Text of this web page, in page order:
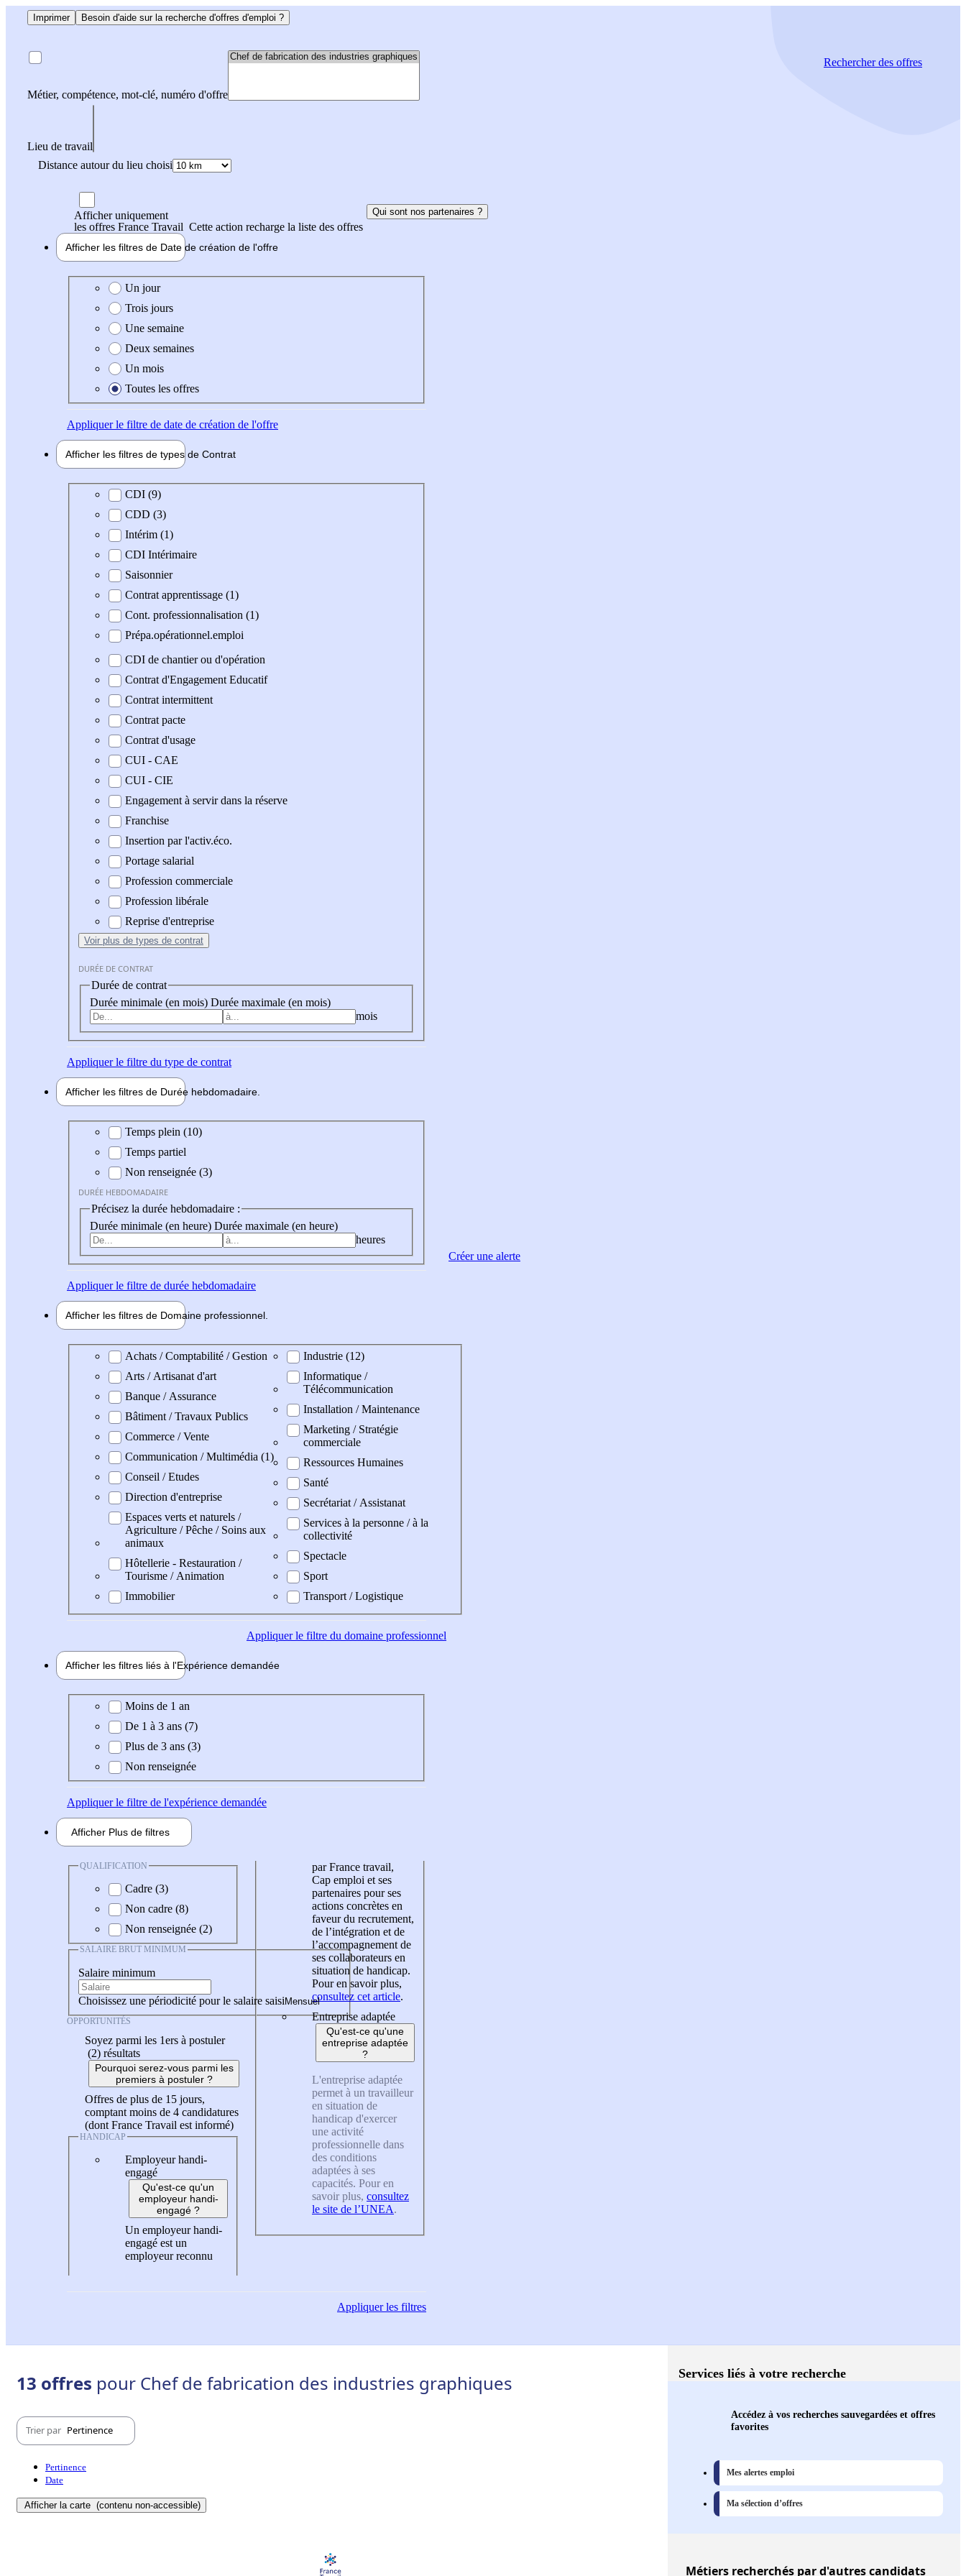
Imprimer Besoin d'aide sur la recherche d'offres d'emploi ?
Métier, compétence, mot-clé, numéro d'offre
Lieu de travail
Distance autour du lieu choisi
Rechercherdes offres
Afficher uniquement
les offres France Travail Cette action recharge la liste des offres
Qui sont nos partenaires ?
Afficher les filtres de Date de création de l'offre
Date de création de l'offre
Un jour
Trois jours
Une semaine
Deux semaines
Un mois
Toutes les offres
Appliquerle filtre de date de création de l'offre
Afficher les filtres de types de Contrat
Type de contrat
CDI (9)
CDD (3)
Intérim (1)
CDI Intérimaire
Saisonnier
Contrat apprentissage (1)
Cont. professionnalisation (1)
Prépa.opérationnel.emploi
CDI de chantier ou d'opération
Contrat d'Engagement Educatif
Contrat intermittent
Contrat pacte
Contrat d'usage
CUI - CAE
CUI - CIE
Engagement à servir dans la réserve
Franchise
Insertion par l'activ.éco.
Portage salarial
Profession commerciale
Profession libérale
Reprise d'entreprise
Voir plus de types de contrat
DURÉE DE CONTRAT
Durée de contrat
Durée minimale (en mois) Durée maximale (en mois)
mois
Appliquerle filtre du type de contrat
Afficher les filtres de Durée hebdomadaire
Durée hebdomadaire
Temps plein (10)
Temps partiel
Non renseignée (3)
DURÉE HEBDOMADAIRE
Précisez la durée hebdomadaire :
Durée minimale (en heure) Durée maximale (en heure)
heures
Appliquerle filtre de durée hebdomadaire
Afficher les filtres de Domaine professionnel
Domaine professionel
Achats / Comptabilité / Gestion
Arts / Artisanat d'art
Banque / Assurance
Bâtiment / Travaux Publics
Commerce / Vente
Communication / Multimédia (1)
Conseil / Etudes
Direction d'entreprise
Espaces verts et naturels /
Agriculture / Pêche / Soins aux
animaux
Hôtellerie - Restauration /
Tourisme / Animation
Immobilier
Industrie (12)
Informatique /
Télécommunication
Installation / Maintenance
Marketing / Stratégie
commerciale
Ressources Humaines
Santé
Secrétariat / Assistanat
Services à la personne / à la
collectivité
Spectacle
Sport
Transport / Logistique
Appliquerle filtre du domaine professionnel
Afficher les filtres liés à l'Expérience demandée
Expérience demandée
Moins de 1 an
De 1 à 3 ans (7)
Plus de 3 ans (3)
Non renseignée
Appliquerle filtre de l'expérience demandée
Afficher Plus de filtres
QUALIFICATION
Cadre (3)
Non cadre (8)
Non renseignée (2)
SALAIRE BRUT MINIMUM
Salaire minimum
Choisissez une périodicité pour le salaire saisi
OPPORTUNITÉS
Soyez parmi les 1ers à postuler
(2) résultats
Pourquoi serez-vous parmi les
premiers à postuler ?
Offres de plus de 15 jours,
comptant moins de 4 candidatures
(dont France Travail est informé)
HANDICAP
Employeur handi-
engagé
Qu'est-ce qu'un
employeur handi-
engagé ?
Un employeur handi-
engagé est un
employeur reconnu
par France travail,
Cap emploi et ses
partenaires pour ses
actions concrètes en
faveur du recrutement,
de l’intégration et de
l’accompagnement de
ses collaborateurs en
situation de handicap.
Pour en savoir plus,
consultez cet article.
Entreprise adaptée
Qu'est-ce qu'une
entreprise adaptée
?
L'entreprise adaptée
permet à un travailleur
en situation de
handicap d'exercer
une activité
professionnelle dans
des conditions
adaptées à ses
capacités. Pour en
savoir plus, consultez
le site de l’UNEA.
Appliquerles filtres
Créer une alerte
13 offres pour Chef de fabrication des industries graphiques
Trier par Pertinence
Pertinence
Date
Afficher la carte (contenu non-accessible)
Services liés à votre recherche
Accédez à vos recherches sauvegardées et offres
favorites
Mes alertes emploi
Ma sélection d’offres
Métiers recherchés par d'autres candidats